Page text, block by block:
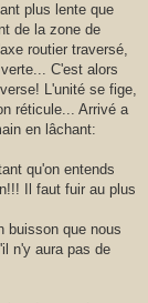
plus lente que
de la zone de
routier traversé,
C'est alors
L'unité se fige,
réticule... Arrivé a
en lâchant:
qu'on entends
Il faut fuir au plus
buisson que nous
n'y aura pas de